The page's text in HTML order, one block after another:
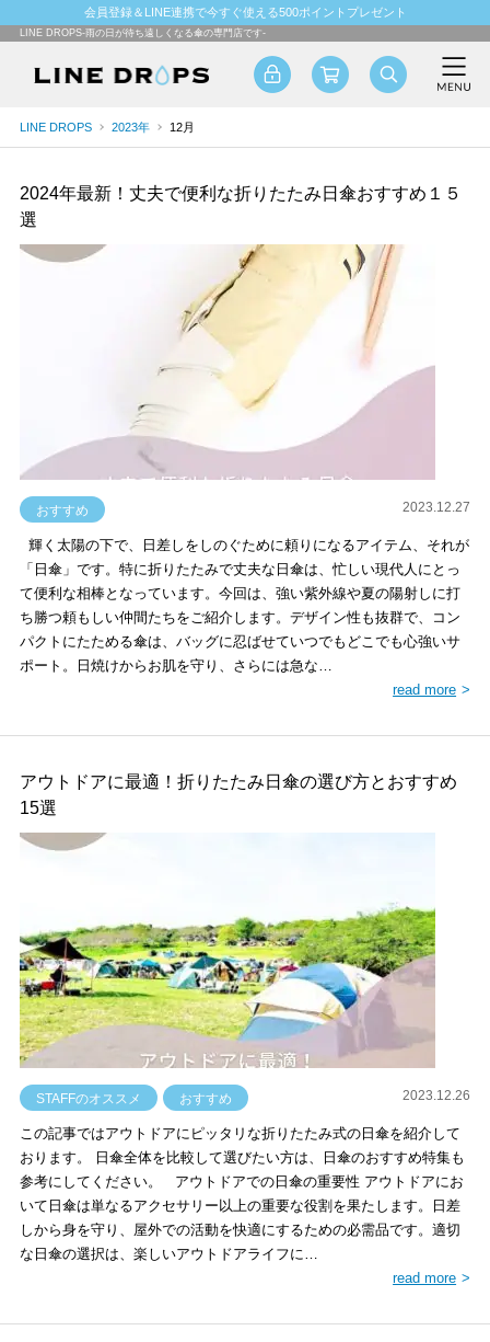
会員登録＆LINE連携で今すぐ使える500ポイントプレゼント
LINE DROPS-雨の日が待ち遠しくなる傘の専門店です-
LINE DROPS 2023年 12月
2024年最新！丈夫で便利な折りたたみ日傘おすすめ１５
選
おすすめ 2023.12.27
輝く太陽の下で、日差しをしのぐために頼りになるアイテム、それが
「日傘」です。特に折りたたみで丈夫な日傘は、忙しい現代人にとっ
て便利な相棒となっています。今回は、強い紫外線や夏の陽射しに打
ち勝つ頼もしい仲間たちをご紹介します。デザイン性も抜群で、コン
パクトにたためる傘は、バッグに忍ばせていつでもどこでも心強いサ
ポート。日焼けからお肌を守り、さらには急な…
read more
アウトドアに最適！折りたたみ日傘の選び方とおすすめ
15選
STAFFのオススメ おすすめ 2023.12.26
この記事ではアウトドアにピッタリな折りたたみ式の日傘を紹介して
おります。 日傘全体を比較して選びたい方は、日傘のおすすめ特集も
参考にしてください。 アウトドアでの日傘の重要性 アウトドアにお
いて日傘は単なるアクセサリー以上の重要な役割を果たします。日差
しから身を守り、屋外での活動を快適にするための必需品です。適切
な日傘の選択は、楽しいアウトドアライフに…
read more